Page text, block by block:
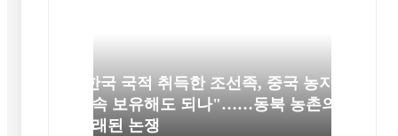
"한국 국적 취득한 조선족, 중국 농지
계속 보유해도 되나"……동북 농촌의
오래된 논쟁